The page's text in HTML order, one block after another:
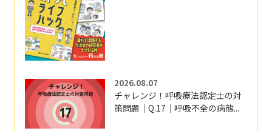
2026.08.07
チャレンジ！呼吸療法認定士の対
策問題｜Q.17｜呼吸不全の病態...